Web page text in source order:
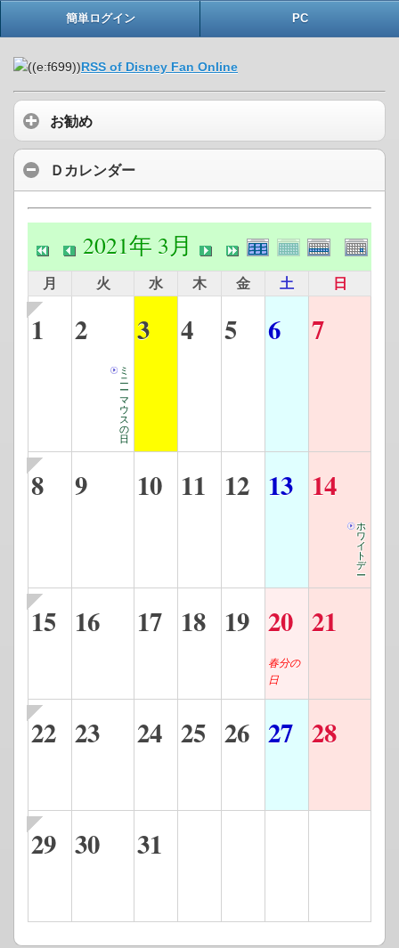
簡単ログイン PC
RSS of Disney Fan Online
お勧め
Ｄカレンダー
2021年 3月
月 火 水 木 金 土 日
1 2
ミ
ニ
ー
マ
ウ
ス
の
日
3 4 5 6 7
8 9 10 11 12 13 14
ホ
ワ
イ
ト
デ
ー
15 16 17 18 19 20
春分の
日
21
22 23 24 25 26 27 28
29 30 31